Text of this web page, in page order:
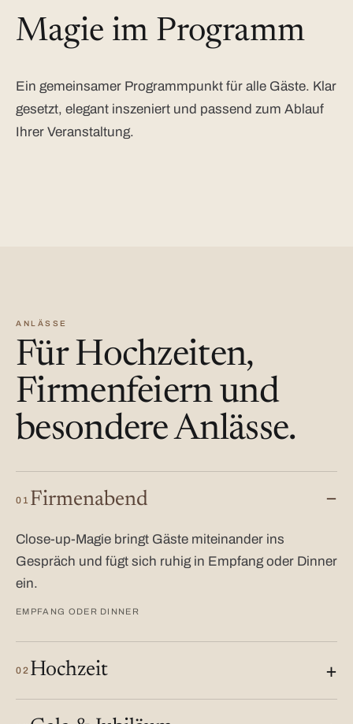
Magie im Programm
Ein gemeinsamer Programmpunkt für alle Gäste. Klar
gesetzt, elegant inszeniert und passend zum Ablauf
Ihrer Veranstaltung.
ANLÄSSE
Für Hochzeiten,
Firmenfeiern und
besondere Anlässe.
01 Firmenabend
Close-up-Magie bringt Gäste miteinander ins
Gespräch und fügt sich ruhig in Empfang oder Dinner
ein.
EMPFANG ODER DINNER
02 Hochzeit